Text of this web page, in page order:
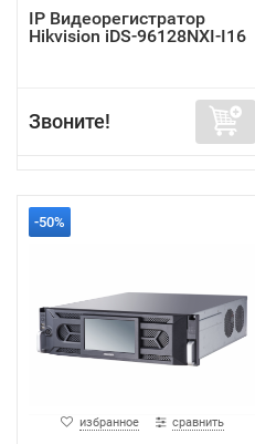
IP Видеорегистратор
Hikvision iDS-96128NXI-I16
Звоните!
-50%
избранное сравнить